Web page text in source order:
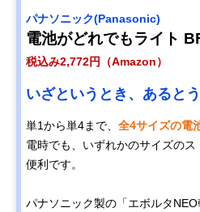
‎パナソニック(Panasonic)
電池がどれでもライト
税込み2,772円（Amazon）
いざというとき、あると
単1から単4まで、 全4サイズの電
電時でも、いずれかのサイズの
便利です。
パナソニック製の「エボルタ